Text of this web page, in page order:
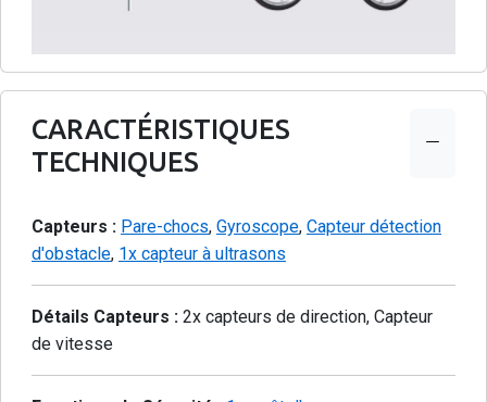
CARACTÉRISTIQUES
TECHNIQUES
Capteurs : Pare-chocs, Gyroscope, Capteur détection
d'obstacle, 1x capteur à ultrasons
Détails Capteurs : 2x capteurs de direction, Capteur
de vitesse